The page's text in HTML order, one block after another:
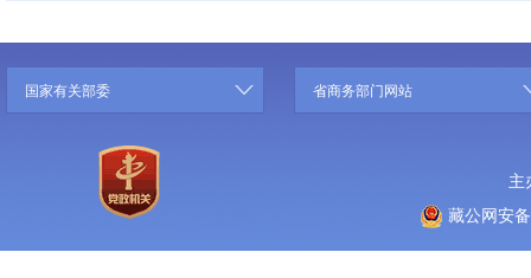
国家有关部委 省商务部门网站
主
藏公网安